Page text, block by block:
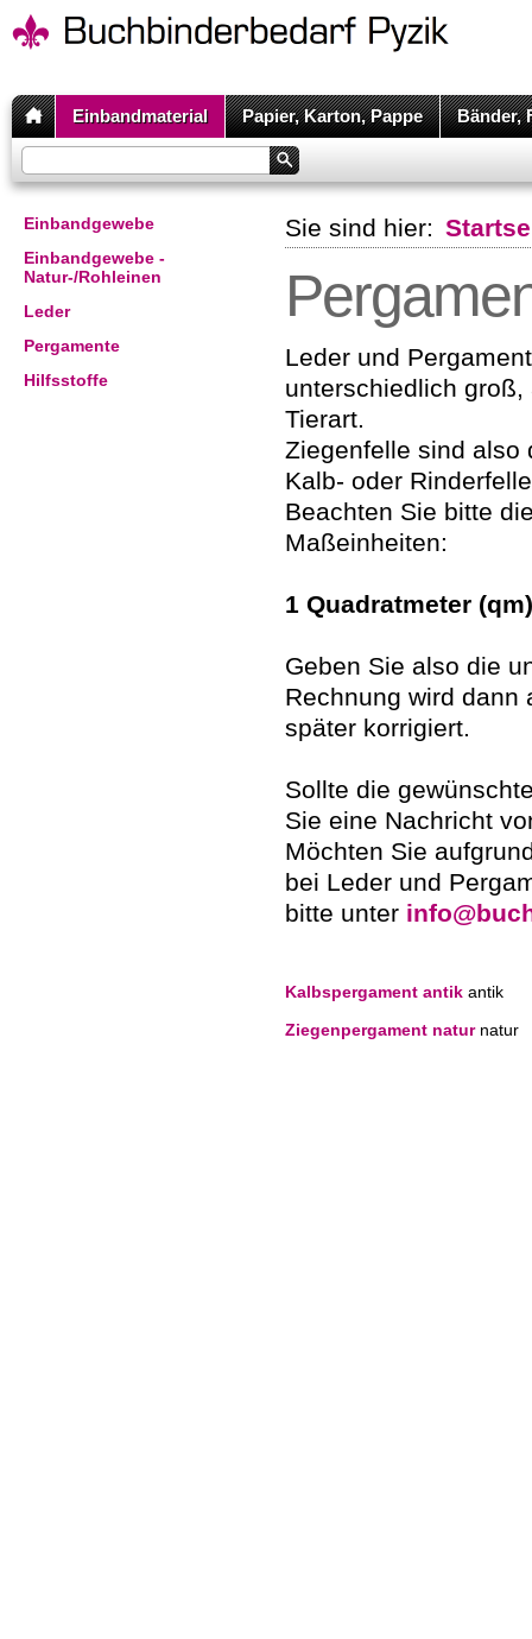
Einbandmaterial Papier, Karton, Pappe Bänder,
Einbandgewebe
Einbandgewebe -
Natur-/Rohleinen
Leder
Pergamente
Hilfsstoffe
Sie sind hier:
Leder und
unterschiedlich
Tierart.
Ziegenfelle sind also
Kalb- oder
Beachten Sie bitte
Maßeinheiten:
1 Quadratmeter
Geben Sie also die
Rechnung wird dann
später korrigiert.
Sollte die
Sie eine Nachricht
Möchten Sie
bei Leder und
bitte unter
Kalbspergament antik antik
Ziegenpergament naturnatur